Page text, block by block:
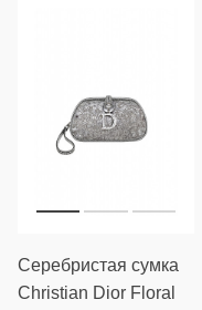
Серебристая сумка
Christian Dior Floral